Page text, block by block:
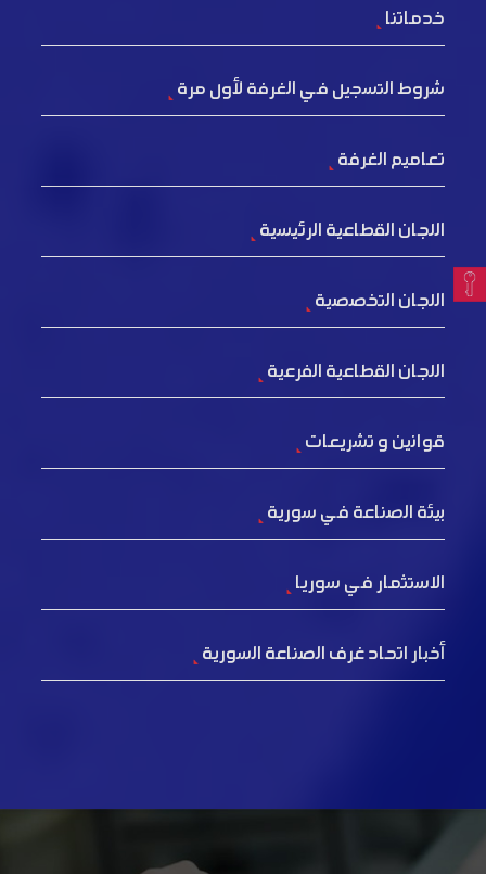
خدماتنا
شروط التسجيل في الغرفة لأول مرة
تعاميم الغرفة
اللجان القطاعية الرئيسية
اللجان التخصصية
اللجان القطاعية الفرعية
قوانين و تشريعات
بيئة الصناعة في سورية
الاستثمار في سوريا
أخبار اتحاد غرف الصناعة السورية